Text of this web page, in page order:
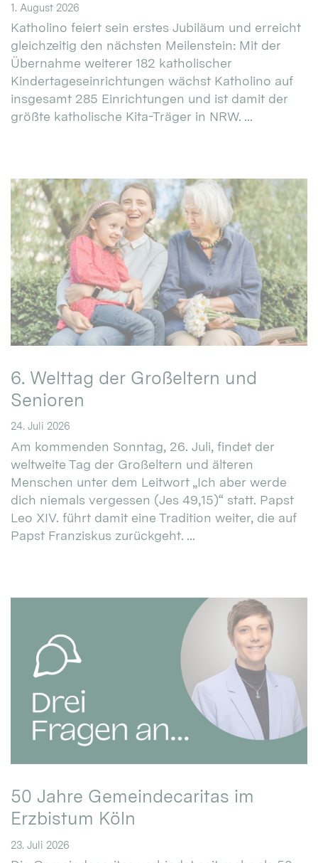
1. August 2026
Katholino feiert sein erstes Jubiläum und erreicht
gleichzeitig den nächsten Meilenstein: Mit der
Übernahme weiterer 182 katholischer
Kindertageseinrichtungen wächst Katholino auf
insgesamt 285 Einrichtungen und ist damit der
größte katholische Kita-Träger in NRW. ...
6. Welttag der Großeltern und
Senioren
24. Juli 2026
Am kommenden Sonntag, 26. Juli, findet der
weltweite Tag der Großeltern und älteren
Menschen unter dem Leitwort „Ich aber werde
dich niemals vergessen (Jes 49,15)“ statt. Papst
Leo XIV. führt damit eine Tradition weiter, die auf
Papst Franziskus zurückgeht. ...
50 Jahre Gemeindecaritas im
Erzbistum Köln
23. Juli 2026